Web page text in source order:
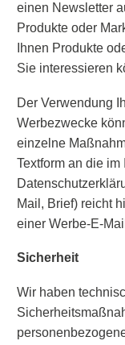
einen Newsletter
Produkte oder
Ihnen Produkte
Sie interessieren
Der Verwendung
Werbezwecke
einzelne
Textform an die
Mail, Brief) reicht
einer Werbe-E-
Sicherheit
Wir haben